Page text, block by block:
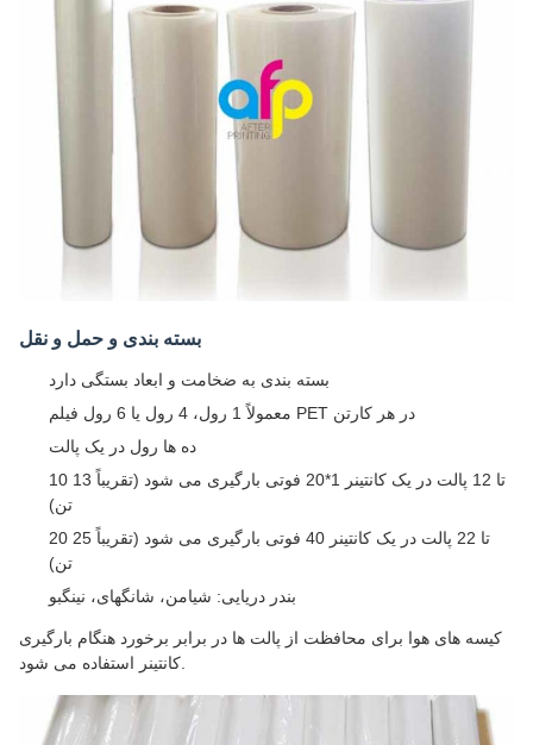
بسته بندی و حمل و نقل
بسته بندی به ضخامت و ابعاد بستگی دارد
معمولاً 1 رول، 4 رول یا 6 رول فیلم PET در هر کارتن
ده ها رول در یک پالت
10 تا 12 پالت در یک کانتینر 1*20 فوتی بارگیری می شود (تقریباً 13
تن)
20 تا 22 پالت در یک کانتینر 40 فوتی بارگیری می شود (تقریباً 25
تن)
بندر دریایی: شیامن، شانگهای، نینگبو
کیسه های هوا برای محافظت از پالت ها در برابر برخورد هنگام بارگیری
کانتینر استفاده می شود.